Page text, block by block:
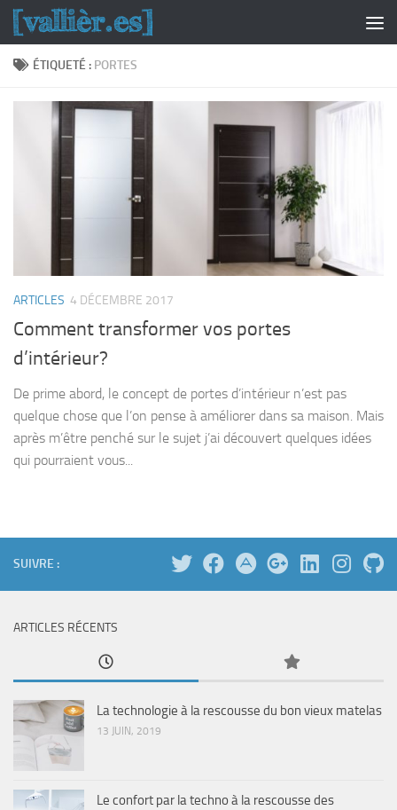
Skip to content
ÉTIQUETÉ : PORTES
ARTICLES 4 DÉCEMBRE 2017
Comment transformer vos portes
d’intérieur?
De prime abord, le concept de portes d’intérieur n’est pas
quelque chose que l’on pense à améliorer dans sa maison. Mais
après m’être penché sur le sujet j’ai découvert quelques idées
qui pourraient vous...
SUIVRE :
ARTICLES RÉCENTS
La technologie à la rescousse du bon vieux matelas
13 JUIN, 2019
Le confort par la techno à la rescousse des